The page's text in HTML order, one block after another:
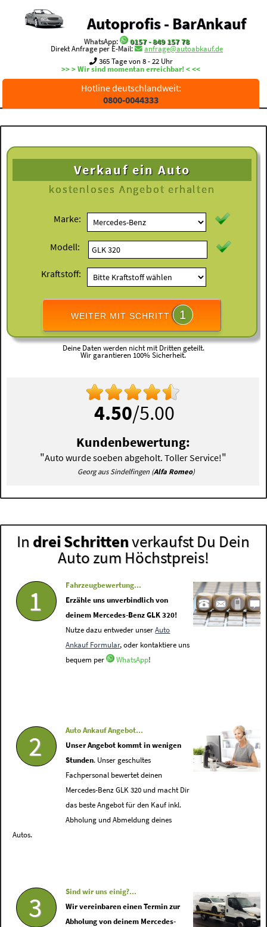
Autoprofis - BarAnkauf
WhatsApp:
0157 - 849 157 78
Direkt Anfrage per E-Mail:
anfrage@autoabkauf.de
365 Tage von 8 - 22 Uhr
>> > Wir sind momentan erreichbar! < <<
Hotline deutschlandweit:
0800-0044333
Verkauf ein Auto
kostenloses Angebot erhalten
Marke:
Modell:
Kraftstoff:
WEITER MIT SCHRITT 1
Deine Daten werden nicht mit Dritten geteilt.
Wir garantieren 100% Sicherheit.
4.50/5.00
Kundenbewertung:
"Auto wurde soeben abgeholt. Toller Service!"
Georg aus Sindelfingen (Alfa Romeo)
In drei Schrittenverkaufst Du Dein
Auto zum Höchstpreis!
1
Fahrzeugbewertung...
Erzähle uns unverbindlich von
deinem Mercedes-Benz GLK 320!
Nutze dazu entweder unserAuto
Ankauf Formular, oder kontaktiere uns
bequem per
WhatsApp!
2
Auto Ankauf Angebot...
Unser Angebot kommt in wenigen
Stunden. Unser geschultes
Fachpersonal bewertet deinen
Mercedes-Benz GLK 320 und macht Dir
das beste Angebot für den Kauf inkl.
Abholung und Abmeldung deines
Autos.
3
Sind wir uns einig?...
Wir vereinbaren einen Termin zur
Abholung von deinem Mercedes-